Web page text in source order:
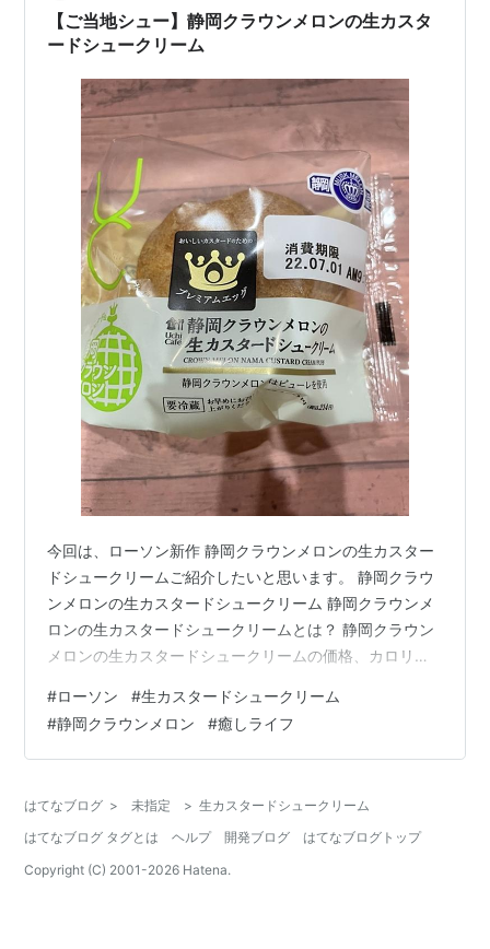
ブンシュークリームと比較して、…
【ご当地シュー】静岡クラウンメロンの生カスタ
ードシュークリーム
今回は、ローソン新作 静岡クラウンメロンの生カスター
ドシュークリームご紹介したいと思います。 静岡クラウ
ンメロンの生カスタードシュークリーム 静岡クラウンメ
ロンの生カスタードシュークリームとは？ 静岡クラウン
メロンの生カスタードシュークリームの価格、カロリー
ュークリーム 静岡クラウンメロンの生カスタードシュー
クリームとは？ 「プレミアムエッグ」を使用した生カス
タードクリームと、静岡クラウンメロンピュ—レ入りの
ームページより） 6月28日発売の新商品です。今週は生
カスタードシュークリームが地…
#ローソン #生カスタードシュークリーム
#静岡クラウンメロン #癒しライフ
はてなブログ > 未指定 > 生カスタードシュークリーム
はてなブログ タグとは
ヘルプ 開発ブログ
はてなブログトップ
Copyright (C) 2001-2026 Hatena.